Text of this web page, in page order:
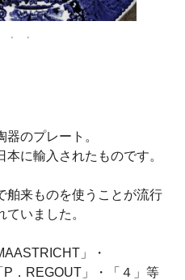
のプレート。
に輸入されたものです。
舶来ものを使うことが流行
いました。
」・
P．REGOUT」・「４」等